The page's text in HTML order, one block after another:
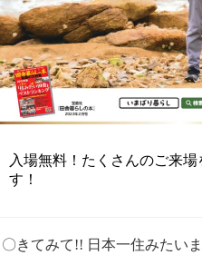
入場無料！たくさんのご来場
す！
〇きてみて!! 日本一住みたい